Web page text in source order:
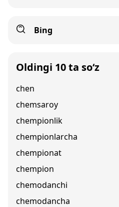
Bing
Oldingi 10 ta so‘z
chen
chemsaroy
chempionlik
chempionlarcha
chempionat
chempion
chemodanchi
chemodancha